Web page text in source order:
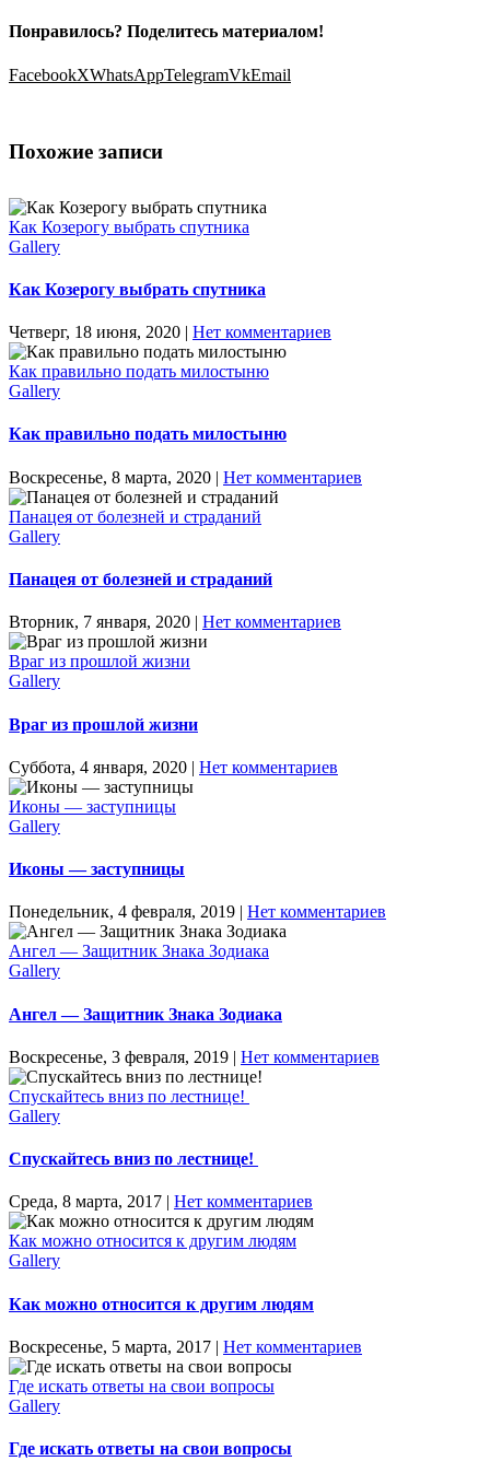
Понравилось? Поделитесь материалом!
FacebookXWhatsAppTelegramVkEmail
Похожие записи
Как Козерогу выбрать спутника
Gallery
Как Козерогу выбрать спутника
Четверг, 18 июня, 2020 | Нет комментариев
Как правильно подать милостыню
Gallery
Как правильно подать милостыню
Воскресенье, 8 марта, 2020 | Нет комментариев
Панацея от болезней и страданий
Gallery
Панацея от болезней и страданий
Вторник, 7 января, 2020 | Нет комментариев
Враг из прошлой жизни
Gallery
Враг из прошлой жизни
Суббота, 4 января, 2020 | Нет комментариев
Иконы — заступницы
Gallery
Иконы — заступницы
Понедельник, 4 февраля, 2019 | Нет комментариев
Ангел — Защитник Знака Зодиака
Gallery
Ангел — Защитник Знака Зодиака
Воскресенье, 3 февраля, 2019 | Нет комментариев
Спускайтесь вниз по лестнице!
Gallery
Спускайтесь вниз по лестнице!
Среда, 8 марта, 2017 | Нет комментариев
Как можно относится к другим людям
Gallery
Как можно относится к другим людям
Воскресенье, 5 марта, 2017 | Нет комментариев
Где искать ответы на свои вопросы
Gallery
Где искать ответы на свои вопросы